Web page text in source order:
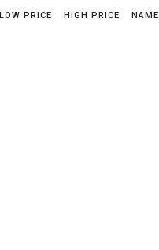
LOW PRICE HIGH PRICE NAME